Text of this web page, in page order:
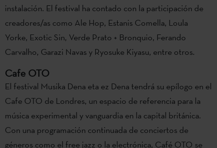
instalación. El festival ha contado con la participación de
creadores/as como Ale Hop, Estanis Comella, Loula
Yorke, Exotic Sin, Verde Prato + Bronquio, Ferando
Carvalho, Garazi Navas y Ryosuke Kiyasu, entre otros.
Cafe OTO
El festival Musika Dena eta ez Dena tendrá su epílogo en el
Cafe OTO de Londres, un espacio de referencia para la
música experimental y vanguardia en la capital británica.
Con una programación continuada de conciertos de
géneros como el free jazz o la electrónica, Café OTO se